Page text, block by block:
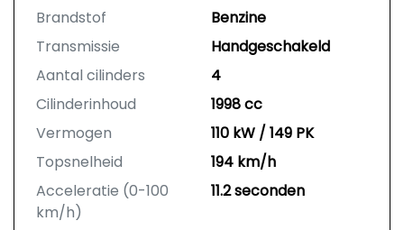
Brandstof
Benzine
Transmissie
Handgeschakeld
Aantal cilinders
4
Cilinderinhoud
1998 cc
Vermogen
110 kW / 149 PK
Topsnelheid
194 km/h
Acceleratie (0-100
km/h)
11.2 seconden